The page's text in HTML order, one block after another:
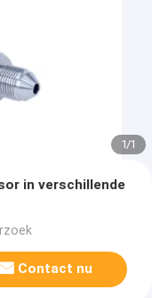
1/1
in verschillende
Contact nu